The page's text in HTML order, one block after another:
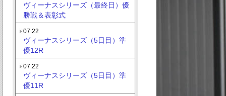
ヴィーナスシリーズ（最終日）優
勝戦＆表彰式
07.22
ヴィーナスシリーズ（5日目）準
優12R
07.22
ヴィーナスシリーズ（5日目）準
優11R